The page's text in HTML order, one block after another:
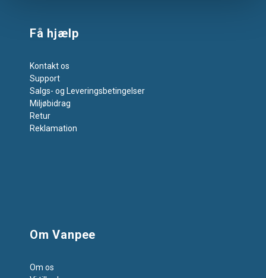
Få hjælp
Kontakt os
Support
Salgs- og Leveringsbetingelser
Miljøbidrag
Retur
Reklamation
Om Vanpee
Om os